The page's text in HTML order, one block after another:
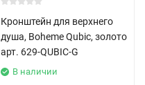
Кронштейн для верхнего
душа, Boheme Qubic, золото
арт. 629-QUBIC-G
В наличии